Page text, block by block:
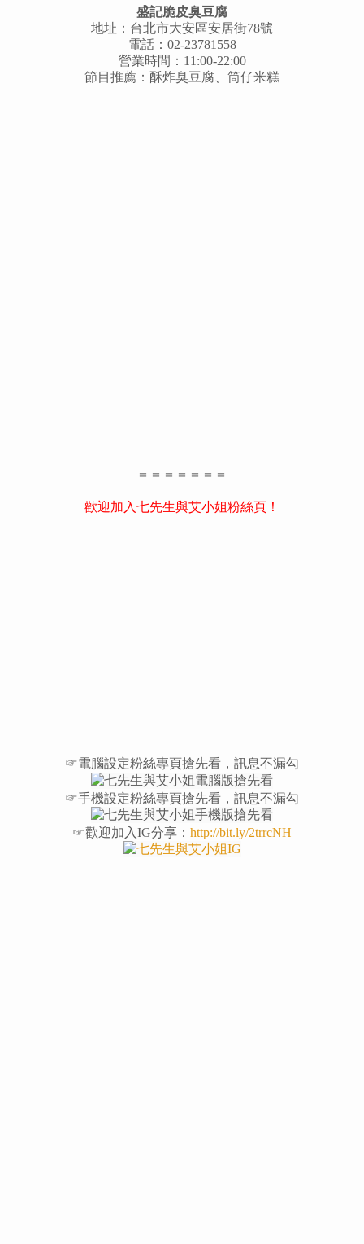
盛記脆皮臭豆腐
地址：台北市大安區安居街78號
電話：02-23781558
營業時間：11:00-22:00
節目推薦：酥炸臭豆腐、筒仔米糕
＝＝＝＝＝＝＝
歡迎加入七先生與艾小姐粉絲頁！
☞電腦設定粉絲專頁搶先看，訊息不漏勾
☞手機設定粉絲專頁搶先看，訊息不漏勾
☞歡迎加入IG分享： http://bit.ly/2trrcNH